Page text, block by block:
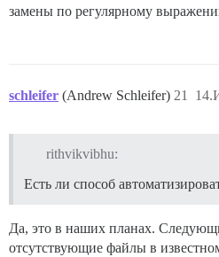
замены по регулярному
schleifer (Andrew Schleifer) 21
rithvikvibhu:
Есть ли способ
Да, это в наших планах.
отсутствующие файлы в